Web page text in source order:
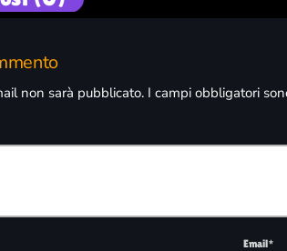
non sarà pubblicato. I campi obbligatori
Email*